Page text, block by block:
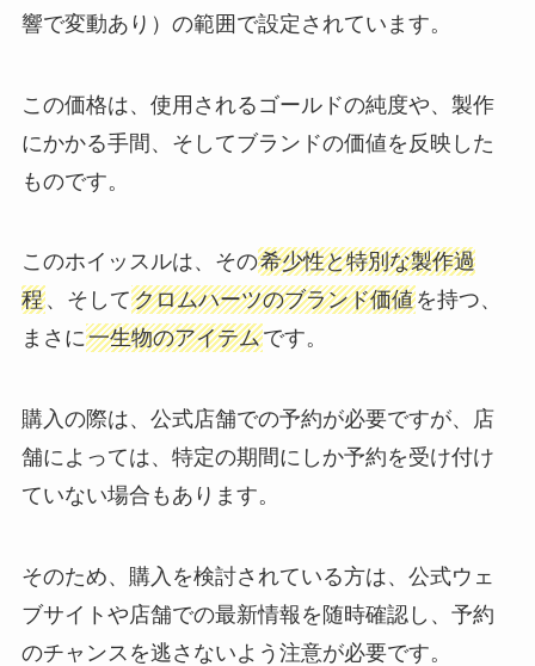
響で変動あり）の範囲で設定されています。
この価格は、使用されるゴールドの純度や、製作
にかかる手間、そしてブランドの価値を反映した
ものです。
このホイッスルは、その希少性と特別な製作過
程、そしてクロムハーツのブランド価値を持つ、
まさに一生物のアイテムです。
購入の際は、公式店舗での予約が必要ですが、店
舗によっては、特定の期間にしか予約を受け付け
ていない場合もあります。
そのため、購入を検討されている方は、公式ウェ
ブサイトや店舗での最新情報を随時確認し、予約
のチャンスを逃さないよう注意が必要です。